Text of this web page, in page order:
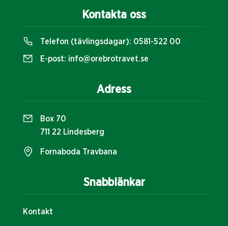
Snabblänkar
Kontakt
Kontakta oss
Telefon (tävlingsdagar): 0581-522 00
E-post: info@orebrotravet.se
Adress
Box 70
711 22 Lindesberg
Fornaboda Travbana